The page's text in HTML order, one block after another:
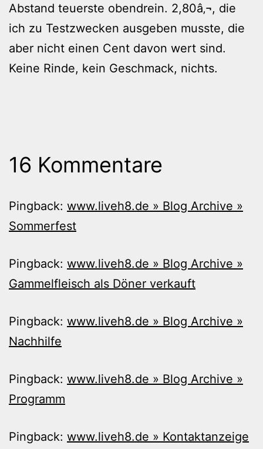
Abstand teuerste obendrein. 2,80â‚¬, die
ich zu Testzwecken ausgeben musste, die
aber nicht einen Cent davon wert sind.
Keine Rinde, kein Geschmack, nichts.
16 Kommentare
Pingback: www.liveh8.de » Blog Archive »
Sommerfest
Pingback: www.liveh8.de » Blog Archive »
Gammelfleisch als Döner verkauft
Pingback: www.liveh8.de » Blog Archive »
Nachhilfe
Pingback: www.liveh8.de » Blog Archive »
Programm
Pingback: www.liveh8.de » Kontaktanzeige